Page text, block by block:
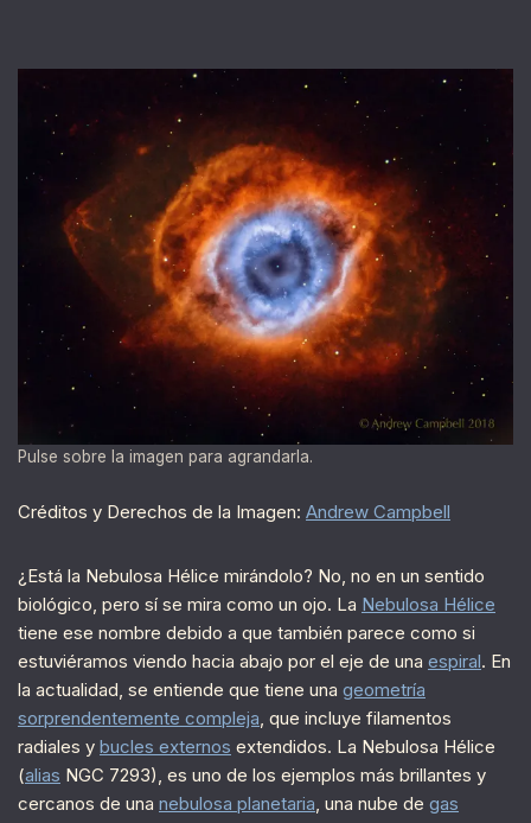
Pulse sobre la imagen para agrandarla.
Créditos y Derechos de la Imagen: Andrew Campbell
¿Está la Nebulosa Hélice mirándolo? No, no en un sentido
biológico, pero sí se mira como un ojo. La Nebulosa Hélice
tiene ese nombre debido a que también parece como si
estuviéramos viendo hacia abajo por el eje de una espiral. En
la actualidad, se entiende que tiene una geometría
sorprendentemente compleja, que incluye filamentos
radiales y bucles externos extendidos. La Nebulosa Hélice
(alias NGC 7293), es uno de los ejemplos más brillantes y
cercanos de una nebulosa planetaria, una nube de gas